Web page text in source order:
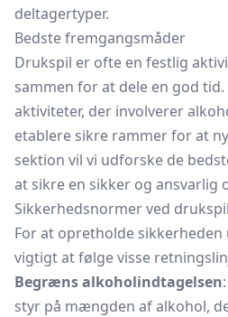
deltagertyper.
Bedste fremgangsmåder
Drukspil er ofte en festlig
sammen for at dele en god
aktiviteter, der involverer
etablere sikre rammer for at
sektion vil vi udforske de
at sikre en sikker og ansvarlig
Sikkerhedsnormer ved drukspil
For at opretholde
vigtigt at følge visse
Begræns alkoholindtagelsen
styr på mængden af alkohol,